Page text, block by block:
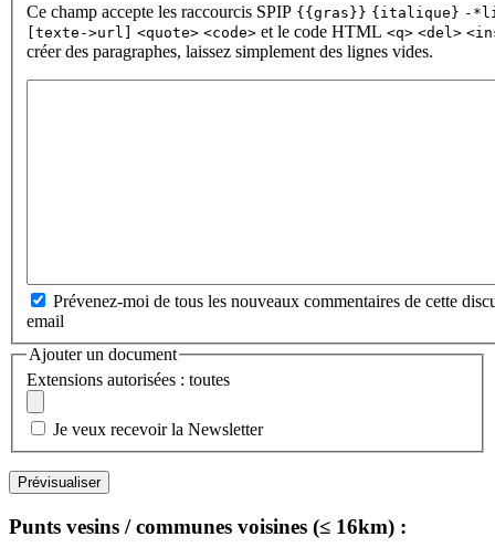
Ce champ accepte les raccourcis SPIP {{gras}} {italique} -
[texte->url] <quote> <code> et le code HTML <q> <del>
créer des paragraphes, laissez simplement des lignes vides.
Prévenez-moi de tous les nouveaux commentaires de cette
email
Ajouter un document
Extensions autorisées : toutes
Je veux recevoir la Newsletter
Punts vesins / communes voisines (≤ 16km) :